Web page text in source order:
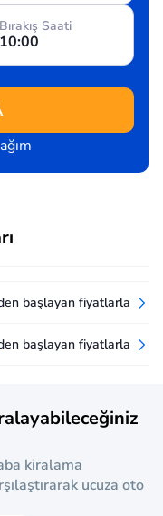
Bırakış Saati
10:00
başlayan fiyatlarla
başlayan fiyatlarla
kiralama
ucuza oto